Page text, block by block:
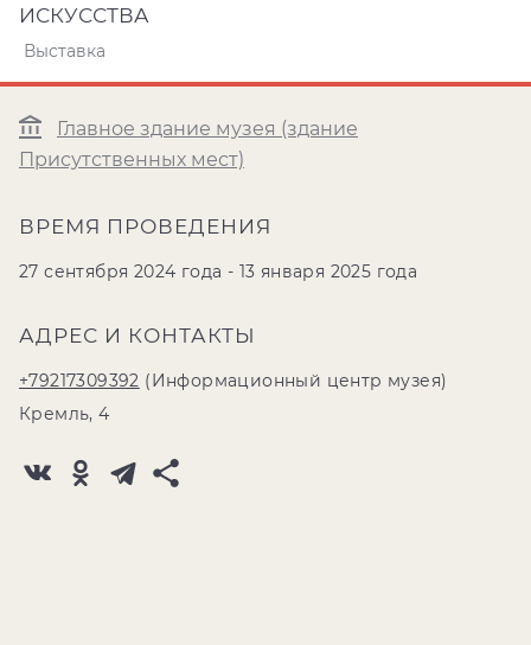
ИСКУССТВА
Выставка
Главное здание музея (здание
Присутственных мест)
ВРЕМЯ ПРОВЕДЕНИЯ
27 сентября 2024 года - 13 января 2025 года
АДРЕС И КОНТАКТЫ
+79217309392 (Информационный центр музея)
Кремль, 4